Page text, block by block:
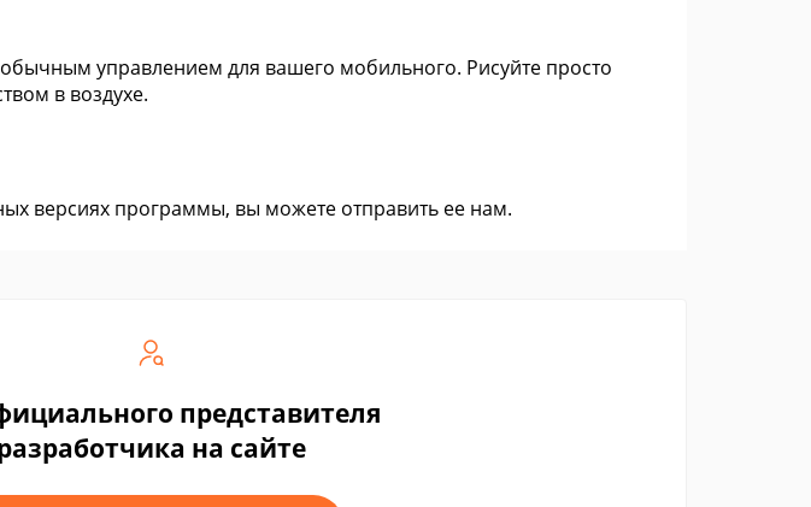
управлением для вашего мобильного. Рисуйте просто
в воздухе.
версиях программы, вы можете отправить ее нам.
представителя
на сайте